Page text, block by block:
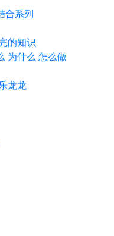
合系列
的知识
为什么 怎么做
龙龙